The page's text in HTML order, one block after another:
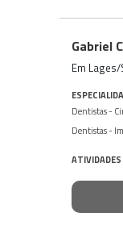
Gabriel
Em Lages/
Dentistas -
Dentistas -
ATIVIDADES